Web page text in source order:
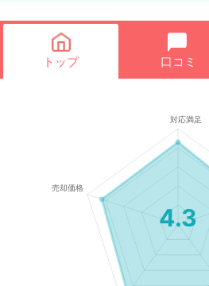
トップ 口コミ
4.3